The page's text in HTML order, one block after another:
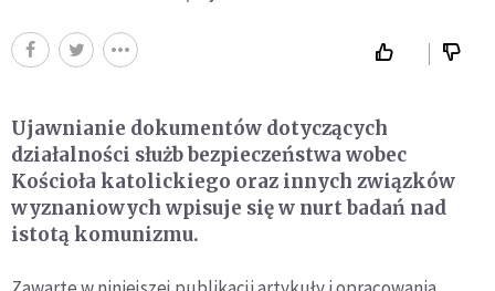
Ujawnianie dokumentów dotyczących
działalności służb bezpieczeństwa wobec
Kościoła katolickiego oraz innych związków
wyznaniowych wpisuje się w nurt badań nad
istotą komunizmu.